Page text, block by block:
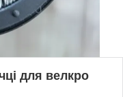
для велкро